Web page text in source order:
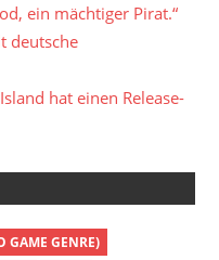
ein mächtiger Pirat.“
deutsche
hat einen Release-
GAME GENRE)